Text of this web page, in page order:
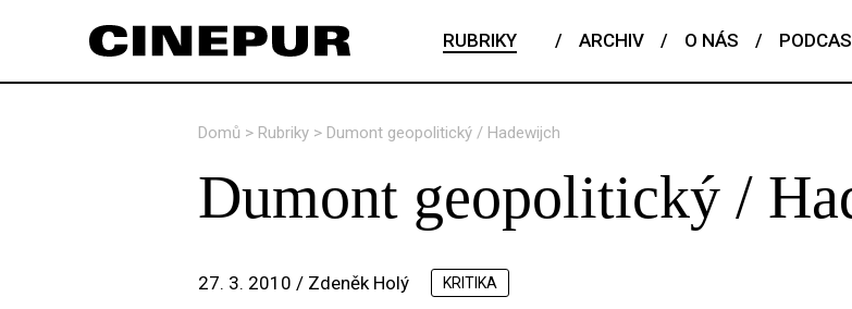
RUBRIKY / ARCHIV / O NÁS /
Domů > Rubriky > Dumont geopolitický / Hadewijch
Dumont geopolitický /
27. 3. 2010 / Zdeněk Holý KRITIKA